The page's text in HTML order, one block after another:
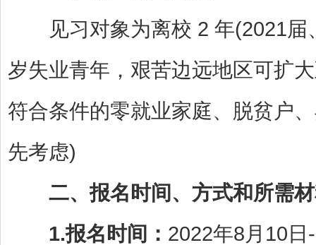
见习对象为离校 2 年(2021届
岁失业青年，艰苦边远地区可扩
符合条件的零就业家庭、脱贫户
先考虑)
二、报名时间、方式和所需
1.报名时间： 2022年8月10